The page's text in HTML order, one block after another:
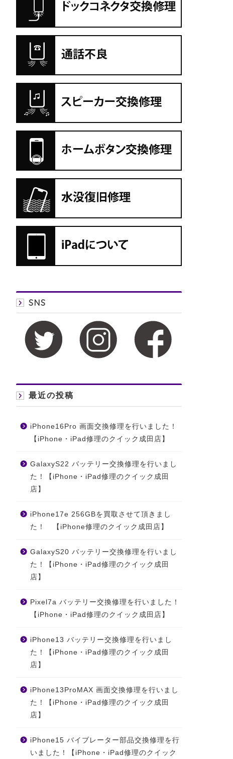
iPhone 12発売記念
キャンペーン
2020年10月24日
iPhone 12予約販売
記念キャンペーン
SNS
最近の投稿
iPhone16Pro 画面交換修理を行いました！
【iPhone・iPad修理のクイック成田店】
GalaxyS22 バッテリー交換修理を行いまし
た！【iPhone・iPad修理のクイック成田
店】
iPhone17e 256GBを買取させて頂きまし
た！ 【iPhone修理のクイック成田店】
GalaxyS20 バッテリー交換修理を行いまし
た！【iPhone・iPad修理のクイック成田
店】
Pixel7a バッテリー交換修理を行いました！
【iPhone・iPad修理のクイック成田店】
iPhone13 バッテリー交換修理を行いまし
た！【iPhone・iPad修理のクイック成田
店】
iPhone13ProMAX 画面交換修理を行いまし
た！【iPhone・iPad修理のクイック成田
店】
iPhone15 バイブレーター部品交換修理を行
いました！【iPhone・iPad修理のクイック